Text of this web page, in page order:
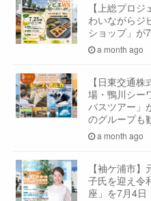
【上総プロ
わいながらジ
ショップ」が
a month ago
【日東交通
場・鴨川シー
バスツアー」
のグループも
a month ago
【袖ケ浦市
子氏を迎え令
座」を7月4日